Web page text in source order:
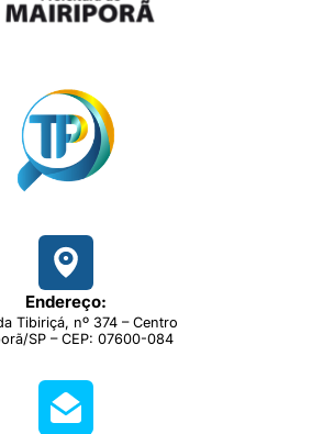
Endereço:
Tibiriçá, nº 374 – Centro
SP – CEP: 07600-084